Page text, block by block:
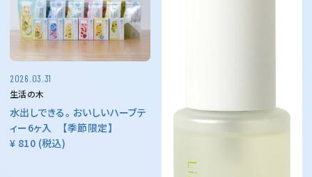
2026.03.31
生活の木
水出しできる。おいしいハーブテ
ィー6ヶ入 【季節限定】
¥ 810 (税込)